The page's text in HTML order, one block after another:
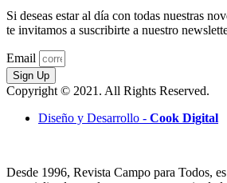
Si deseas estar al día con todas nuestras
te invitamos a suscribirte a nuestro
Email
Sign Up
Copyright © 2021. All Rights Reserved.
Diseño y Desarrollo - Cook Digital
Desde 1996, Revista Campo para Todos,